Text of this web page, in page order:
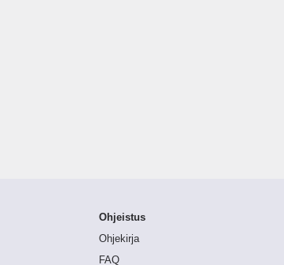
Ohjeistus
Ohjekirja
FAQ